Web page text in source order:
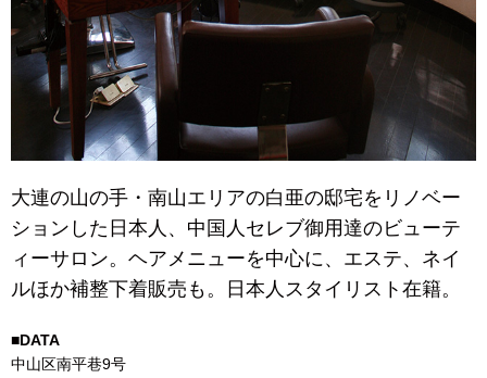
大連の山の手・南山エリアの白亜の邸宅をリノベー
ションした日本人、中国人セレブ御用達のビューテ
ィーサロン。ヘアメニューを中心に、エステ、ネイ
ルほか補整下着販売も。日本人スタイリスト在籍。
■DATA
中山区南平巷9号